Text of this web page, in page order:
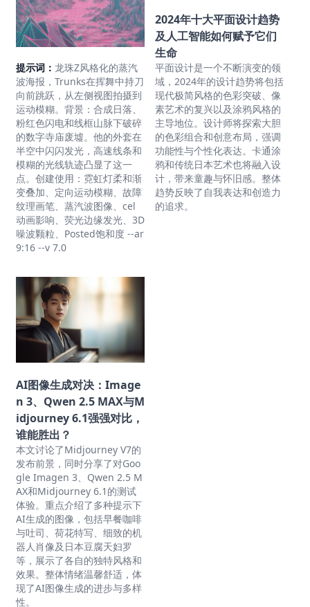
提示词： 龙珠Z风格化的蒸汽
波海报，Trunks在挥舞中持刀
向前跳跃，从左侧视图拍摄到
运动模糊。背景：合成日落、
粉红色闪电和线框山脉下破碎
的数字寺庙废墟。他的外套在
半空中闪闪发光，高速线条和
模糊的光线轨迹凸显了这一
点。创建使用：霓虹灯柔和渐
变叠加、定向运动模糊、故障
纹理画笔、蒸汽波图像、cel
动画影响、荧光边缘发光、3D
噪波颗粒、Posted饱和度 --ar
9:16 --v 7.0
AI图像生成对决：Image
n 3、Qwen 2.5 MAX与M
idjourney 6.1强强对比，
谁能胜出？
本文讨论了Midjourney V7的
发布前景，同时分享了对Goo
gle Imagen 3、Qwen 2.5 M
AX和Midjourney 6.1的测试
体验。重点介绍了多种提示下
AI生成的图像，包括早餐咖啡
与吐司、荷花特写、细致的机
器人肖像及日本豆腐天妇罗
等，展示了各自的独特风格和
效果。整体情绪温馨舒适，体
现了AI图像生成的进步与多样
性。
2024年十大平面设计趋势
及人工智能如何赋予它们
生命
平面设计是一个不断演变的领
域，2024年的设计趋势将包括
现代极简风格的色彩突破、像
素艺术的复兴以及涂鸦风格的
主导地位。设计师将探索大胆
的色彩组合和创意布局，强调
功能性与个性化表达。卡通涂
鸦和传统日本艺术也将融入设
计，带来童趣与怀旧感。整体
趋势反映了自我表达和创造力
的追求。